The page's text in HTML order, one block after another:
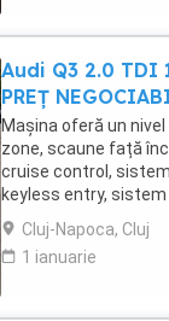
Audi Q3 2.0 TDI
PREȚ
Mașina oferă un
zone, scaune față
cruise control,
keyless entry,
iunie 2026, plăcuțe ...
Cluj-Napoca, Cluj
1 ianuarie